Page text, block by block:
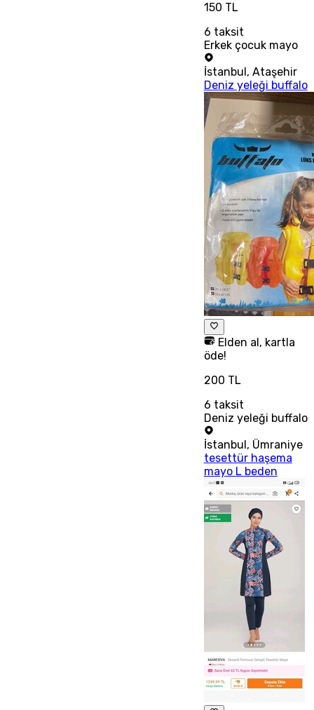
150 TL
6 taksit
Erkek çocuk mayo
İstanbul , Ataşehir
Deniz yeleği buffalo
Elden al, kartla
öde!
200 TL
6 taksit
Deniz yeleği buffalo
İstanbul, Ümraniye
tesettür haşema
mayo L beden